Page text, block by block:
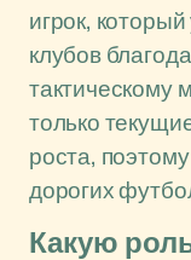
игрок,
клубов
тактическому
только
роста,
дорогих
Какую